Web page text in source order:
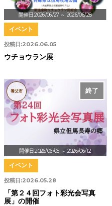
開催日:2026/06/27 ～ 2026/06/28
投稿日:2026.06.05
イベント
ウチョウラン展
開催日:2026/06/05 ～ 2026/06/12
終了
養父市
投稿日:2026.05.28
イベント
「第２４回フォト彩光会写真
展」の開催